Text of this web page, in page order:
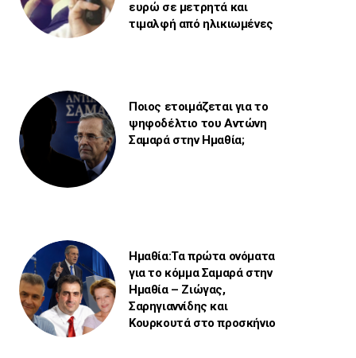
ευρώ σε μετρητά και
τιμαλφή από ηλικιωμένες
Ποιος ετοιμάζεται για το
ψηφοδέλτιο του Αντώνη
Σαμαρά στην Ημαθία;
Ημαθία:Τα πρώτα ονόματα
για το κόμμα Σαμαρά στην
Ημαθία – Ζιώγας,
Σαρηγιαννίδης και
Κουρκουτά στο προσκήνιο